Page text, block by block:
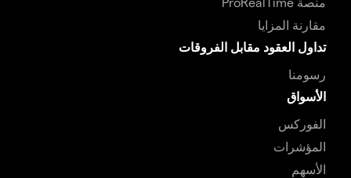
مقارنة المزايا
تداول العقود مقابل الفروقات
رسومنا
الأسواق
الفوركس
المؤشرات
الأسهم